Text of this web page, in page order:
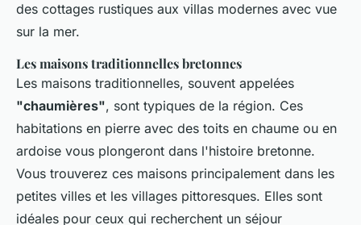
des cottages rustiques aux villas modernes avec vue
sur la mer.
Les maisons traditionnelles bretonnes
Les maisons traditionnelles, souvent appelées
"chaumières", sont typiques de la région. Ces
habitations en pierre avec des toits en chaume ou en
ardoise vous plongeront dans l'histoire bretonne.
Vous trouverez ces maisons principalement dans les
petites villes et les villages pittoresques. Elles sont
idéales pour ceux qui recherchent un séjour